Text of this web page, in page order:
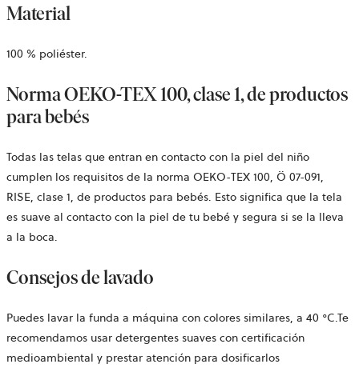
Material
100 % poliéster.
Norma OEKO-TEX 100, clase 1, de productos
para bebés
Todas las telas que entran en contacto con la piel del niño
cumplen los requisitos de la norma OEKO-TEX 100, Ö 07-091,
RISE, clase 1, de productos para bebés. Esto significa que la tela
es suave al contacto con la piel de tu bebé y segura si se la lleva
a la boca.
Consejos de lavado
Puedes lavar la funda a máquina con colores similares, a 40 °C.Te
recomendamos usar detergentes suaves con certificación
medioambiental y prestar atención para dosificarlos